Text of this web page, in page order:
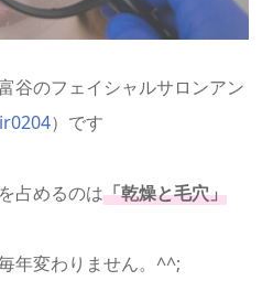
谷のフェイシャルサロンアン
）です
占めるのは「乾燥と毛穴」
年変わりません。^^;